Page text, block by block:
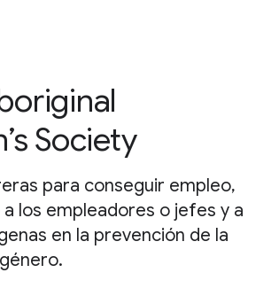
Society
para conseguir empleo,
los empleadores o jefes y a
en la prevención de la